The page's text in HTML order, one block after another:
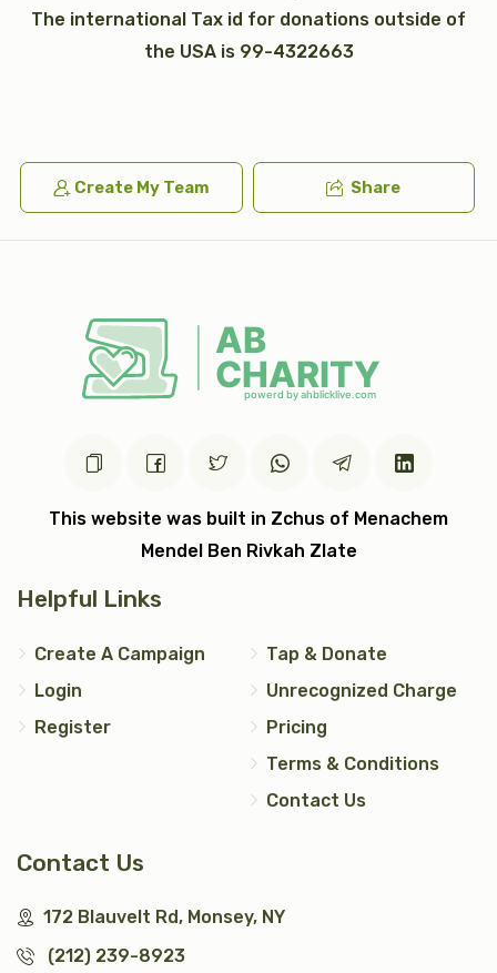
$2,600.00
כתר תורה
$5,000.00
כתונת (2)
$7,200.00
עצי חיים (2)
$7,200.00
טס כסף
The international Tax id for donations outside of
the USA is 99-4322663
Create My Team Share
This website was built in Zchus of Menachem
Mendel Ben Rivkah Zlate
Helpful Links
Create A Campaign
Login
Register
Tap & Donate
Unrecognized Charge
Pricing
Terms & Conditions
Contact Us
Contact Us
172 Blauvelt Rd, Monsey, NY
(212) 239-8923